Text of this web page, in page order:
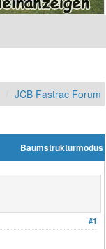
JCB Fastrac Forum
Baumstrukturmodus
#1